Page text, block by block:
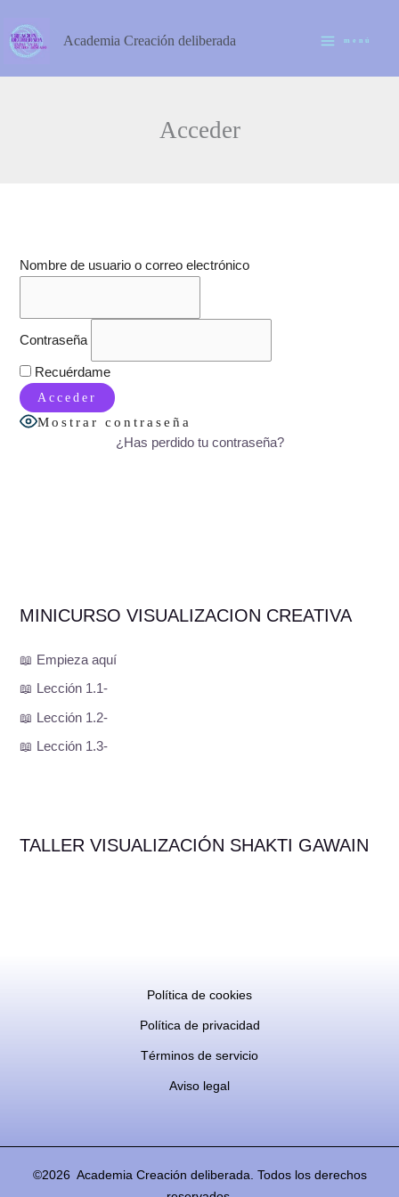
contenido
Academia Creación deliberada menú
Acceder
MINICURSO VISUALIZACION CREATIVA
📖 Empieza aquí
📖 Lección 1.1-
📖 Lección 1.2-
📖 Lección 1.3-
TALLER VISUALIZACIÓN SHAKTI GAWAIN
Nombre de usuario o correo electrónico
Contraseña
Recuérdame
Mostrar contraseña
¿Has perdido tu contraseña?
Política de cookies
Política de privacidad
Términos de servicio
Aviso legal
©2026 Academia Creación deliberada. Todos los derechos